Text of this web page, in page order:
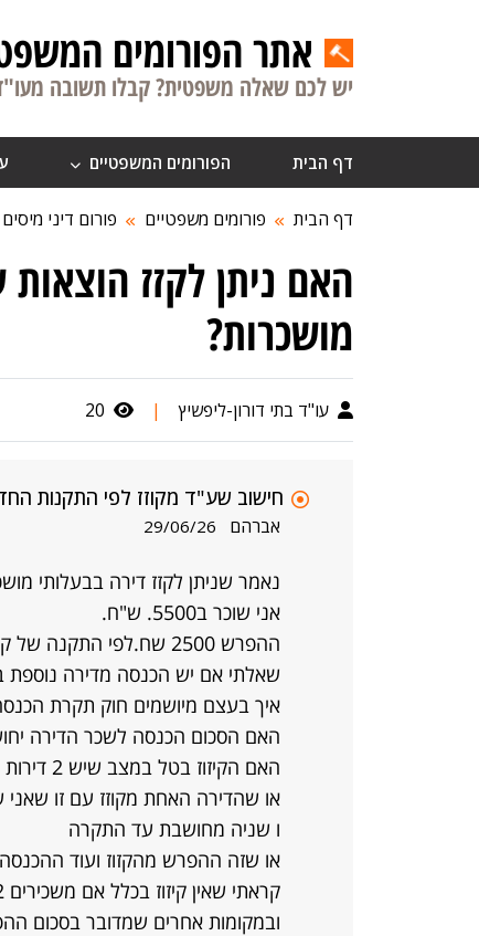
אתר הפורומים
יש לכם שאלה משפטית? קבלו תשובה
דף הבית הפורומים המשפטיים
דף הבית פורומים משפטיים פורום דיני מיסים
האם ניתן לקזז
מושכרות?
עו"ד בתי דורון-ליפשיץ |
20
חישוב שע"ד מקוזז לפי התקנות
אברהם 29/06/26
אני שוכר ב5500. ש"ח.
ההפרש 2500 שח.לפי התקנה של קיזוז.
שאלתי אם יש הכנסה מדירה נוספת בסכום
איך בעצם מיושמים חוק תקרת
האם הסכום הכנסה לשכר הדירה
האם הקיזוז בטל במצב שיש 2 דירות
או שהדירה האחת מקוזז עם זו שאני
ו שניה מחושבת עד התקרה
או שזה ההפרש מהקזוז ועוד
קראתי שאין קיזוז בכלל אם משכירים 2 דירות
ובמקומות אחרים שמדובר בסכום